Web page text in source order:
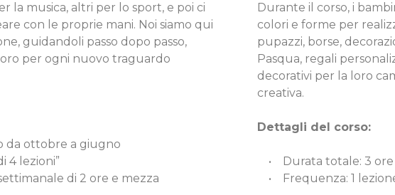
la musica, altri per lo sport, e poi ci
con le proprie mani. Noi siamo qui
guidandoli passo dopo passo,
per ogni nuovo traguardo
ottobre a giugno
4 lezioni”
di 2 ore e mezza
Durante il corso, i
colori e forme per
pupazzi, borse,
Pasqua, regali
decorativi per la loro
creativa.
Dettagli del corso:
• Durata totale: 3 ore
• Frequenza: 1